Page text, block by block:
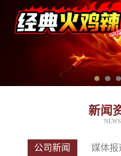
新闻
NEWS
公司新闻 媒体报